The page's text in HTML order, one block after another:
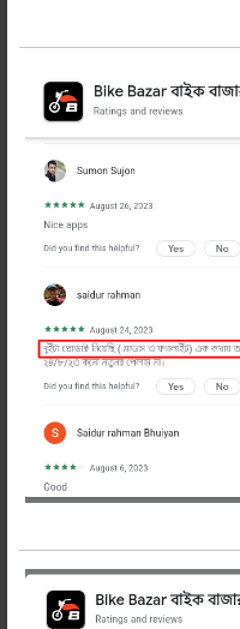
প্রডাক্ট হাতে পেয়ে টাকা পরিশোধ
ইজি ও ফ্রী রিটার্ন
- +
করুন
বিবরণ
লাইট (জেনুইন)